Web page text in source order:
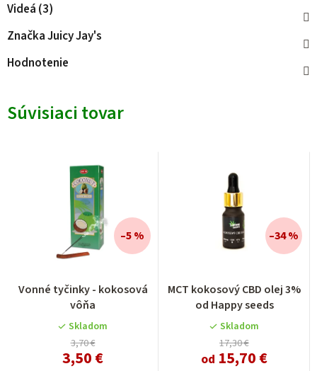
Videá (3)
ZnačkaJuicy Jay's
Hodnotenie
Súvisiaci tovar
Vonné tyčinky - kokosová
vôňa
Skladom
3,70 €
3,50 €
–5 %
MCT kokosový CBD olej 3%
od Happy seeds
Skladom
17,30 €
od 15,70 €
–34 %